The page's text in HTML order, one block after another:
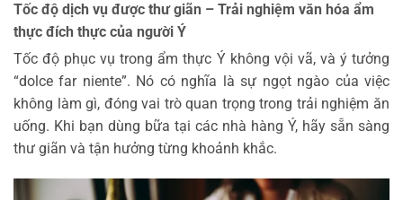
Tốc độ dịch vụ được thư giãn – Trải nghiệm văn hóa ẩm
thực đích thực của người Ý
Tốc độ phục vụ trong ẩm thực Ý không vội vã, và ý tưởng
“dolce far niente”. Nó có nghĩa là sự ngọt ngào của việc
không làm gì, đóng vai trò quan trọng trong trải nghiệm ăn
uống. Khi bạn dùng bữa tại các nhà hàng Ý, hãy sẵn sàng
thư giãn và tận hưởng từng khoảnh khắc.